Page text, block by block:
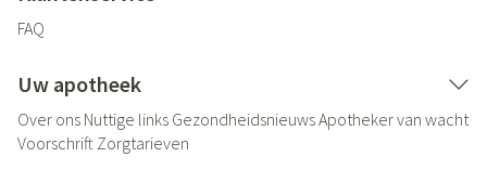
FAQ
Uw apotheek
Over ons Nuttige links GezondheidsnieuwsApotheker van wacht
Voorschrift Zorgtarieven